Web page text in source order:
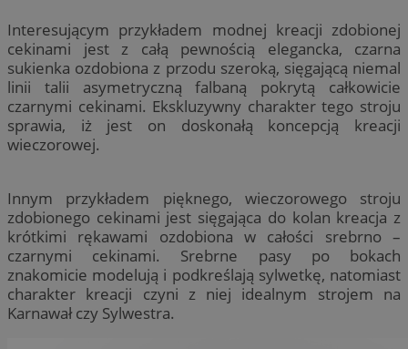
Interesującym przykładem modnej kreacji zdobionej
cekinami jest z całą pewnością elegancka, czarna
sukienka ozdobiona z przodu szeroką, sięgającą niemal
linii talii asymetryczną falbaną pokrytą całkowicie
czarnymi cekinami. Ekskluzywny charakter tego stroju
sprawia, iż jest on doskonałą koncepcją kreacji
wieczorowej.
Innym przykładem pięknego, wieczorowego stroju
zdobionego cekinami jest sięgająca do kolan kreacja z
krótkimi rękawami ozdobiona w całości srebrno –
czarnymi cekinami. Srebrne pasy po bokach
znakomicie modelują i podkreślają sylwetkę, natomiast
charakter kreacji czyni z niej idealnym strojem na
Karnawał czy Sylwestra.